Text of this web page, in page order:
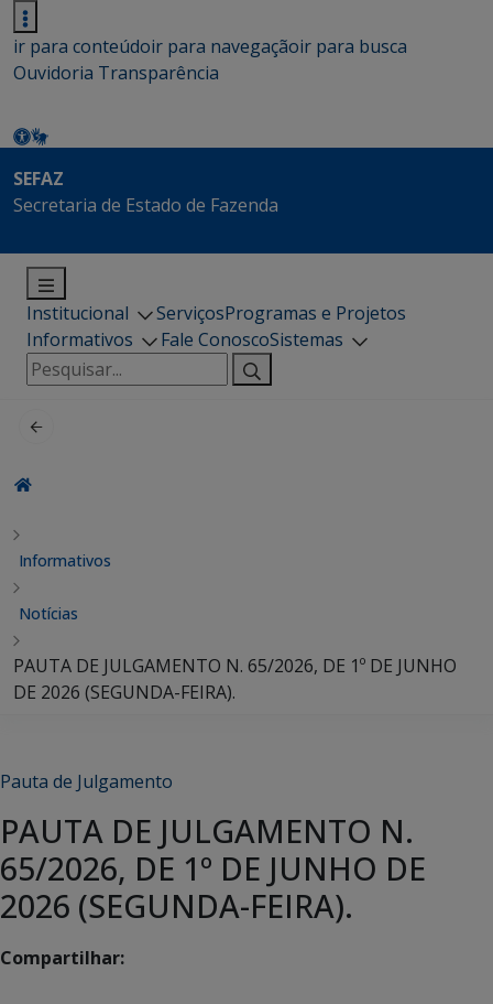
ir para conteúdoir para navegaçãoir para busca
Ouvidoria Transparência
SEFAZ
Secretaria de Estado de Fazenda
Institucional ServiçosProgramas e Projetos
Informativos
Fale ConoscoSistemas
Pesquisar
por:
Informativos
Notícias
PAUTA DE JULGAMENTO N. 65/2026, DE 1º DE JUNHO
DE 2026 (SEGUNDA-FEIRA).
Pauta de Julgamento
PAUTA DE JULGAMENTO N.
65/2026, DE 1º DE JUNHO DE
2026 (SEGUNDA-FEIRA).
Compartilhar: